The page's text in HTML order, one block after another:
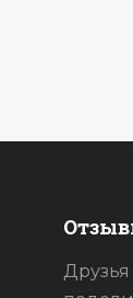
Друзья